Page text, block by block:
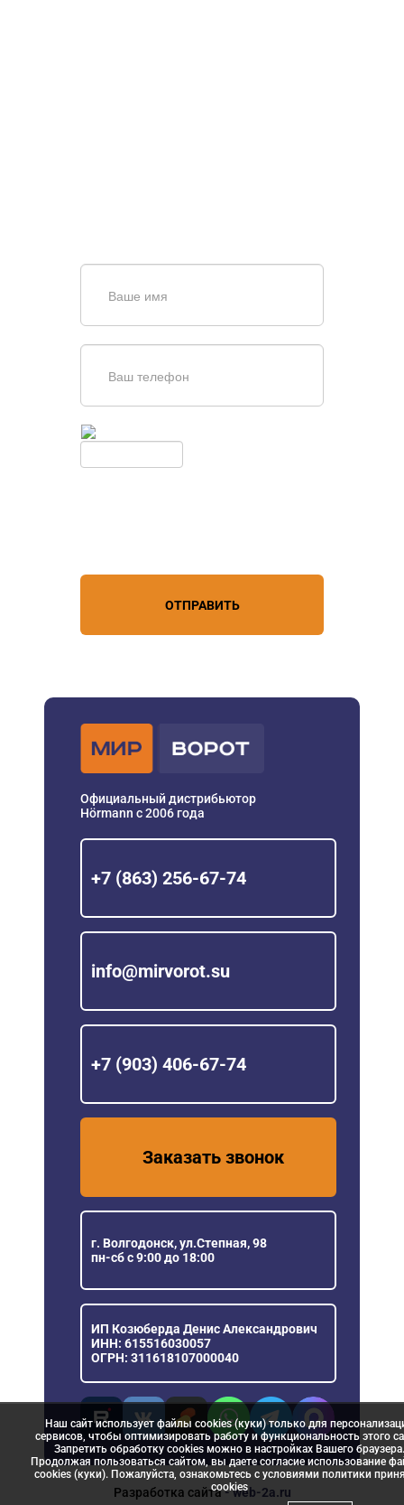
ОТПРАВИТЬ
Официальный дистрибьютор
Hörmann с 2006 года
+7 (863) 256-67-74
info@mirvorot.su
+7 (903) 406-67-74
Заказать звонок
г. Волгодонск, ул.Степная, 98
пн-сб с 9:00 до 18:00
ИП Козюберда Денис Александрович
ИНН: 615516030057
ОГРН: 311618107000040
Разработка сайта- web-2a.ru
Наш сайт использует файлы cookies (куки) только для
сервисов, чтобы оптимизировать работу и функциональность этого
Запретить обработку cookies можно в настройках Вашего браузера.
Продолжая пользоваться сайтом, вы даете согласие использование
cookies (куки). Пожалуйста, ознакомьтесь с условиями политики
сookies